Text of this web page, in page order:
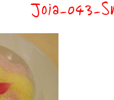
Joia-043-